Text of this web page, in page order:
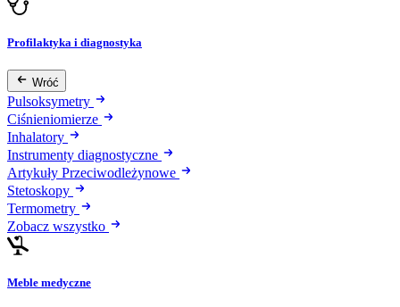
Profilaktyka i diagnostyka
Wróć
Pulsoksymetry
Ciśnieniomierze
Inhalatory
Instrumenty diagnostyczne
Artykuły Przeciwodleżynowe
Stetoskopy
Termometry
Zobacz wszystko
Meble medyczne